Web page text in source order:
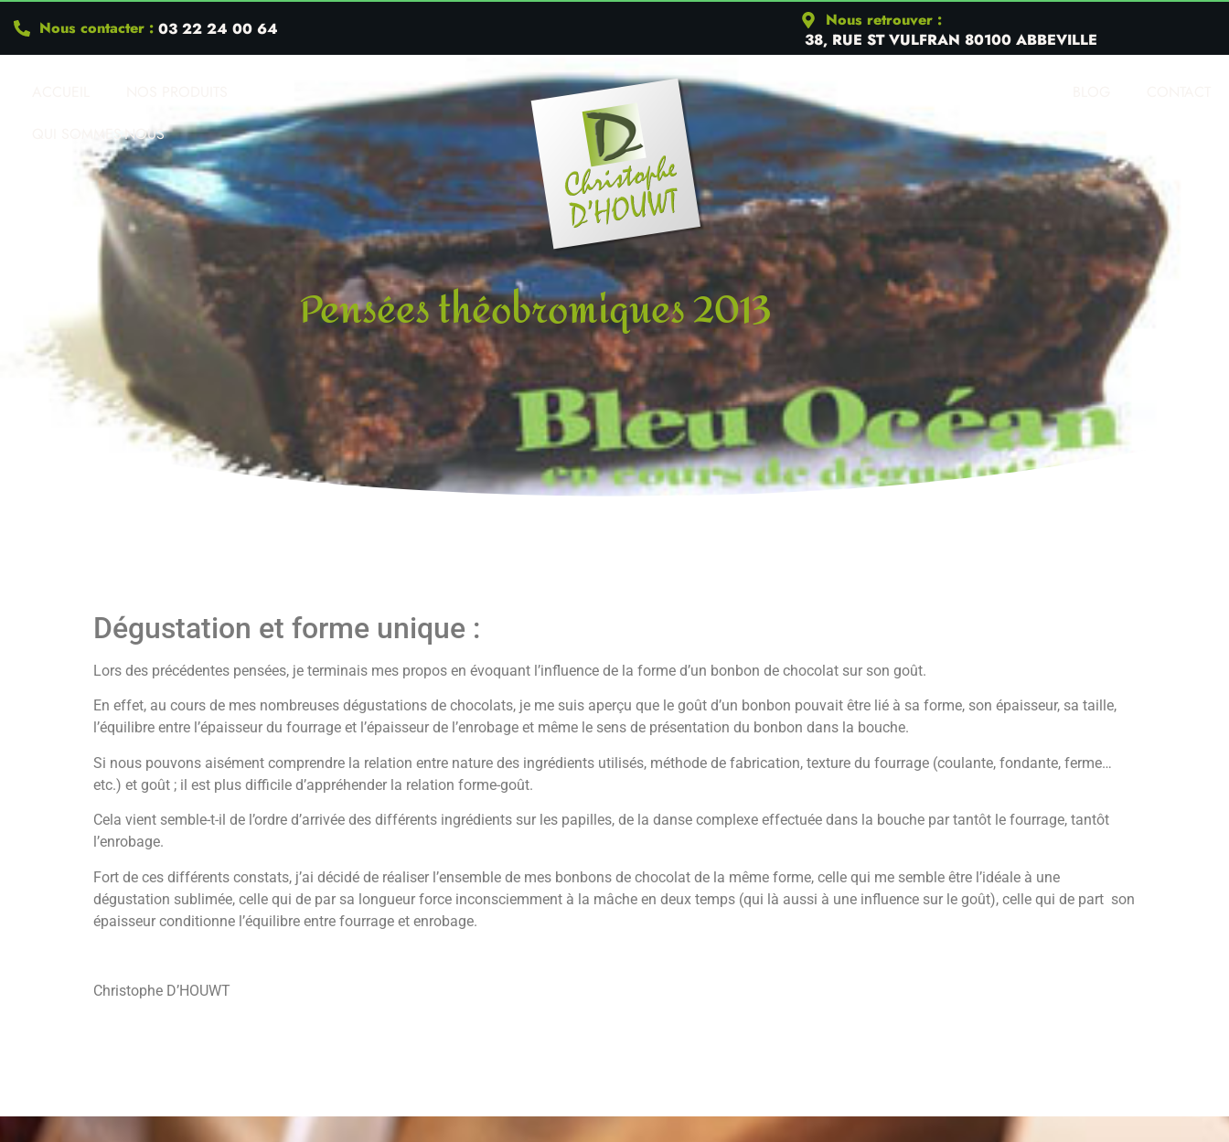
Nous contacter : 03 22 24 00 64
Nous retrouver :
38, RUE ST VULFRAN 80100 ABBEVILLE
QUI SOMMES-NOUS
Pensées théobromiques 2013
Dégustation et forme unique :
Lors des précédentes pensées, je terminais mes propos en évoquant l’influence de la forme d’un bonbon de chocolat sur son goût.
En effet, au cours de mes nombreuses dégustations de chocolats, je me suis aperçu que le goût d’un bonbon pouvait être lié à sa forme, son épaisseur, sa taille,
l’équilibre entre l’épaisseur du fourrage et l’épaisseur de l’enrobage et même le sens de présentation du bonbon dans la bouche.
Si nous pouvons aisément comprendre la relation entre nature des ingrédients utilisés, méthode de fabrication, texture du fourrage (coulante, fondante, ferme…
etc.) et goût ; il est plus difficile d’appréhender la relation forme-goût.
Cela vient semble-t-il de l’ordre d’arrivée des différents ingrédients sur les papilles, de la danse complexe effectuée dans la bouche par tantôt le fourrage, tantôt
l’enrobage.
Fort de ces différents constats, j’ai décidé de réaliser l’ensemble de mes bonbons de chocolat de la même forme, celle qui me semble être l’idéale à une
dégustation sublimée, celle qui de par sa longueur force inconsciemment à la mâche en deux temps (qui là aussi à une influence sur le goût), celle qui de part son
épaisseur conditionne l’équilibre entre fourrage et enrobage.
Christophe D’HOUWT